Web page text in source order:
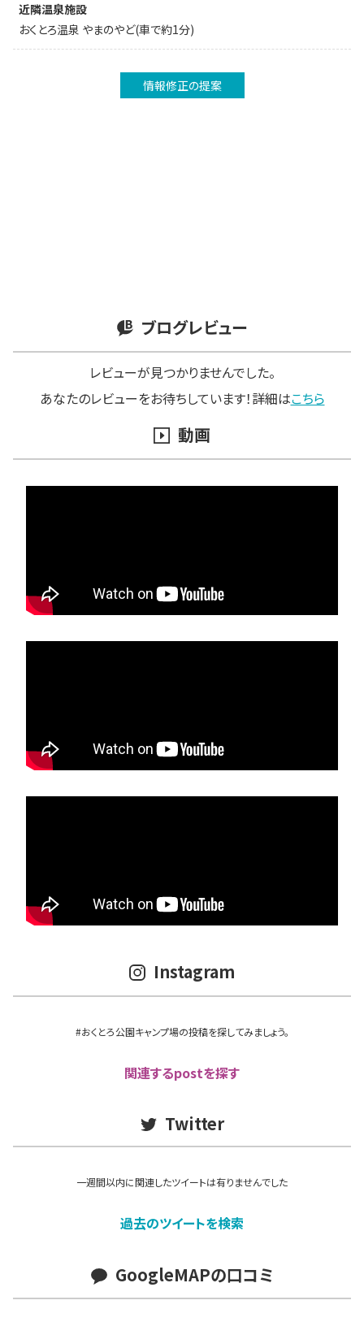
近隣温泉施設
おくとろ温泉 やまのやど(車で約1分)
情報修正の提案
ブログレビュー
レビューが見つかりませんでした。
あなたのレビューをお待ちしています！詳細はこちら
動画
Instagram
#おくとろ公園キャンプ場の投稿を探してみましょう。
関連するpostを探す
Twitter
一週間以内に関連したツイートは有りませんでした
過去のツイートを検索
GoogleMAPの口コミ